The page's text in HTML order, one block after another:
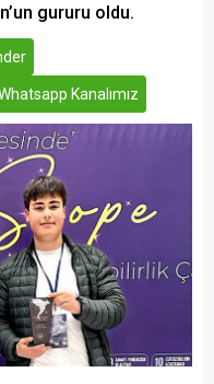
gururu oldu.
Kanalımız